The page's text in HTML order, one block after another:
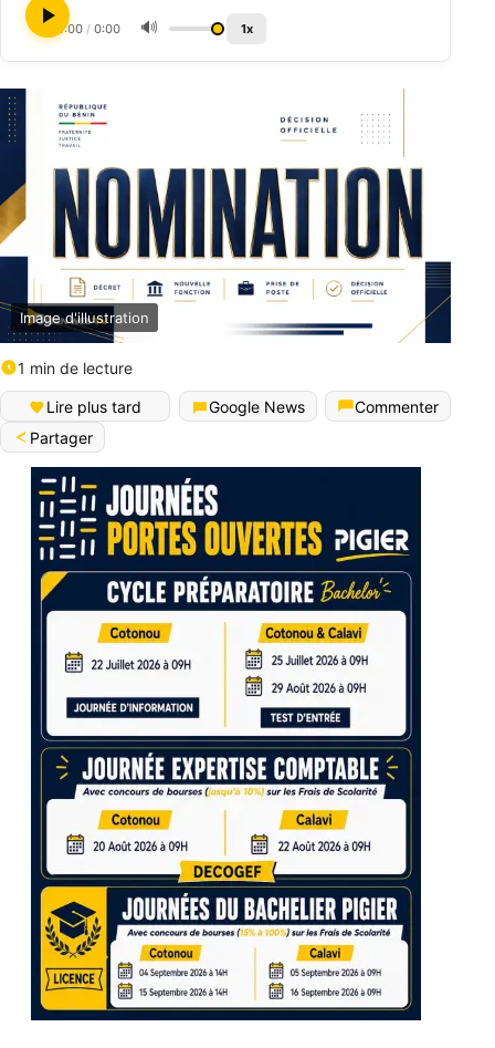
0:00 / 0:00 🔊 1x
Image d'illustration
1 min de lecture
Lire plus tard Google News
Commenter
Partager